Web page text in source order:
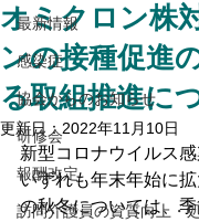
最新情報
感染症
協会からのお知らせ
研修会
報酬改定
訪問介護員の資質向上・
オミクロン株
ンの接種促進
る取組推進に
更新日： 2022年11月10日
新型コロナウイルス
いずれも年末年始に
の秋冬については、